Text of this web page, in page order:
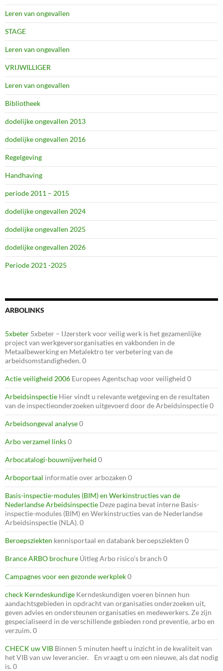
Leren van ongevallen
STAGE
Leren van ongevallen
VRIJWILLIGER
Leren van ongevallen
Bibliotheek
dodelijke ongevallen 2013
dodelijke ongevallen 2016
Regelgeving
Handhaving
periode 2011 – 2015
dodelijke ongevallen 2024
dodelijke ongevallen 2025
dodelijke ongevallen 2026
Periode 2021 -2025
ARBOLINKS
5xbeter 5xbeter – IJzersterk voor veilig werk is het gezamenlijke
project van werkgeversorganisaties en vakbonden in de
Metaalbewerking en Metalektro ter verbetering van de
arbeidsomstandigheden. 0
Actie veiligheid 2006 Europees Agentschap voor veiligheid 0
Arbeidsinspectie Hier vindt u relevante wetgeving en de resultaten
van de inspectieonderzoeken uitgevoerd door de Arbeidsinspectie 0
Arbeidsongeval analyse0
Arbo verzamel links0
Arbocatalogi-bouwnijverheid 0
Arboportaal informatie over arbozaken 0
Basis-inspectie-modules (BIM) en Werkinstructies van de
Nederlandse Arbeidsinspectie Deze pagina bevat interne Basis-
inspectie-modules (BIM) en Werkinstructies van de Nederlandse
Arbeidsinspectie (NLA). 0
Beroepsziekten kennisportaal en databank beroepsziekten 0
Brance ARBO brochure Úitleg Arbo risico’s branch 0
Campagnes voor een gezonde werkplek0
check Kerndeskundige Kerndeskundigen voeren binnen hun
aandachtsgebieden in opdracht van organisaties onderzoeken uit,
geven advies en ondersteunen organisaties en medewerkers. Ze zijn
gespecialiseerd in de verschillende gebieden rond preventie, arbo en
verzuim. 0
CHECK uw VIB Binnen 5 minuten heeft u inzicht in de kwaliteit van
het VIB van uw leverancier. En vraagt u om een nieuwe, als dat nodig
is. 0